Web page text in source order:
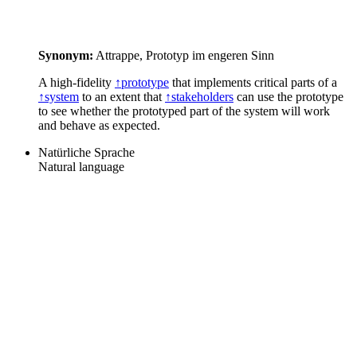
Synonym: Attrappe, Prototyp im engeren Sinn
A high-fidelity ↑prototype that implements critical parts of a
↑system to an extent that ↑stakeholders can use the prototype
to see whether the prototyped part of the system will work
and behave as expected.
Natürliche Sprache
Natural language